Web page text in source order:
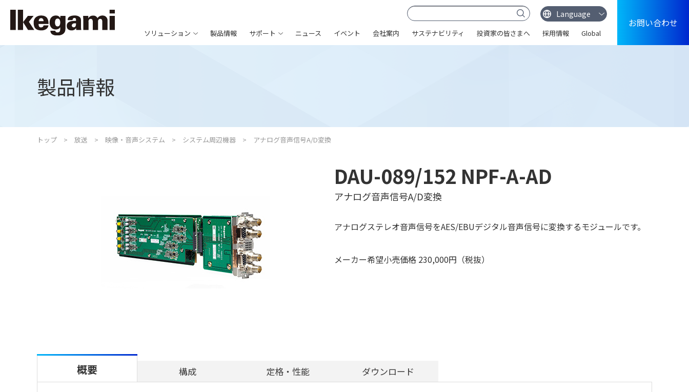
お問い合わせ
ソリューション 製品情報 サポート ニュース イベント 会社案内 サステナビリティ 投資家の皆さまへ 採用情報 Global
製品情報
トップ 放送 映像・音声システム システム周辺機器 アナログ音声信号A/D変換
DAU-089/152 NPF-A-AD
アナログ音声信号A/D変換
アナログステレオ音声信号をAES/EBUデジタル音声信号に変換するモジュールです。
メーカー希望小売価格 230,000円（税抜）
概要 構成 定格・性能 ダウンロード